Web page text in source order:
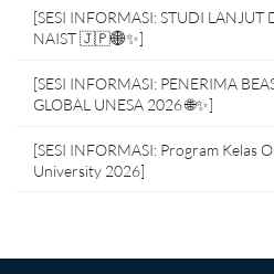
[SESI INFORMASI: STUDI LANJUT
NAIST 🇯🇵🌐✨]
[SESI INFORMASI: PENERIMA
GLOBAL UNESA 2026 🌐✨]
[SESI INFORMASI: Program Kelas
University 2026]